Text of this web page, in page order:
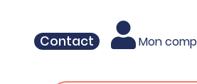
Contact Mon